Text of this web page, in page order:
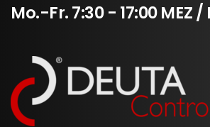
Mo.-Fr.7:30 - 17:00MEZ/